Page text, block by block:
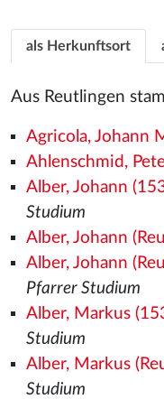
als Herkunftsort
Aus Reutlingen
Agricola, Johann
Ahlenschmid,
Alber, Johann
Studium
Alber, Johann
Alber, Johann
Pfarrer Studium
Alber, Markus
Studium
Alber, Markus
Studium